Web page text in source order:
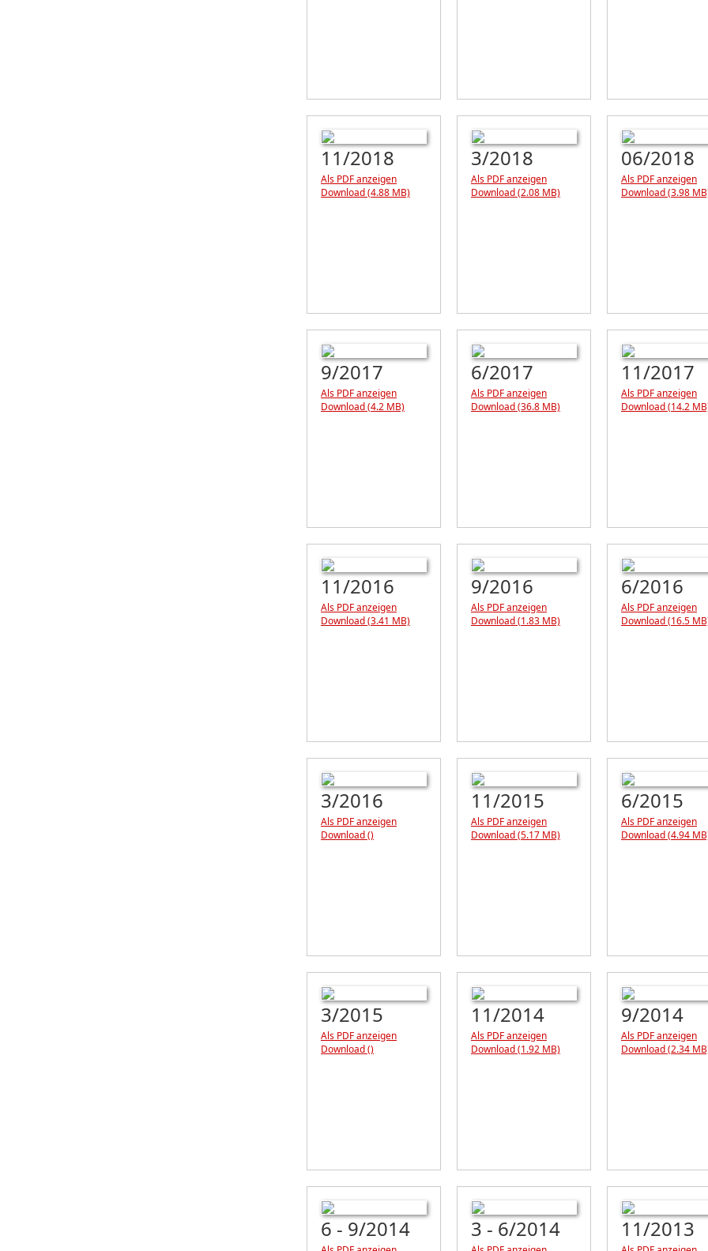
11/2018
Als PDF anzeigen
Download (4.88 MB)
3/2018
Als PDF anzeigen
Download (2.08 MB)
06/2018
Als PDF anzeigen
Download (3.98
9/2017
Als PDF anzeigen
Download (4.2 MB)
6/2017
Als PDF anzeigen
Download (36.8 MB)
11/2017
Als PDF anzeigen
Download (14.2
11/2016
Als PDF anzeigen
Download (3.41 MB)
9/2016
Als PDF anzeigen
Download (1.83 MB)
6/2016
Als PDF anzeigen
Download (16.5
3/2016
Als PDF anzeigen
Download ()
11/2015
Als PDF anzeigen
Download (5.17 MB)
6/2015
Als PDF anzeigen
Download (4.94
3/2015
Als PDF anzeigen
Download ()
11/2014
Als PDF anzeigen
Download (1.92 MB)
9/2014
Als PDF anzeigen
Download (2.34
6 - 9/2014 3 - 6/2014 11/2013